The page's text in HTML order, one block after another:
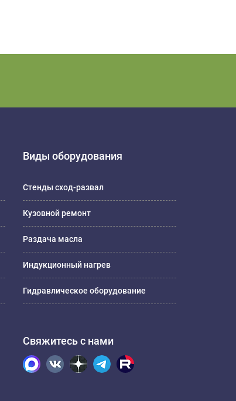
Виды оборудования
Стенды сход-развал
Кузовной ремонт
Раздача масла
Индукционный нагрев
Гидравлическое оборудование
Свяжитесь с нами